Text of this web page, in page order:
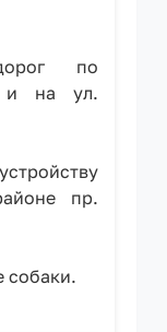
по
и на ул.
пр.
собаки.